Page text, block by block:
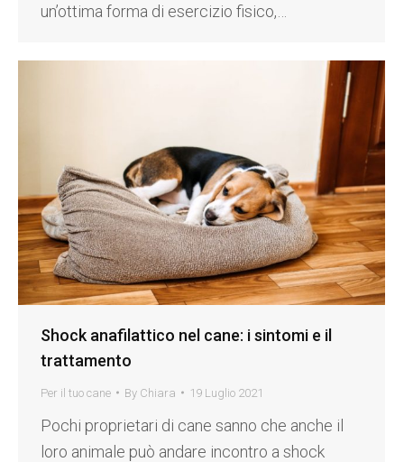
un’ottima forma di esercizio fisico,…
Shock anafilattico nel cane: i sintomi e il
trattamento
Per il tuo cane By Chiara 19 Luglio 2021
Pochi proprietari di cane sanno che anche il
loro animale può andare incontro a shock